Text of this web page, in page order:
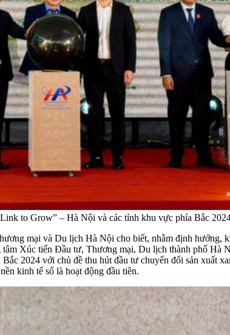
to Grow” – Hà Nội và các tỉnh khu vực phía Bắc
mại và Du lịch Hà Nội cho biết, nhằm định hướng,
Xúc tiến Đầu tư, Thương mại, Du lịch thành phố Hà
2024 với chủ đề thu hút đầu tư chuyển đổi sản xuất
kinh tế số là hoạt động đầu tiên.